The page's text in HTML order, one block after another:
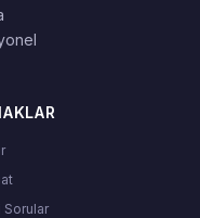
Sorular